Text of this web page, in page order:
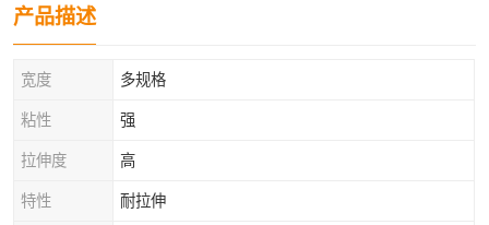
产品描述
宽度 多规格
粘性 强
拉伸度 高
特性 耐拉伸